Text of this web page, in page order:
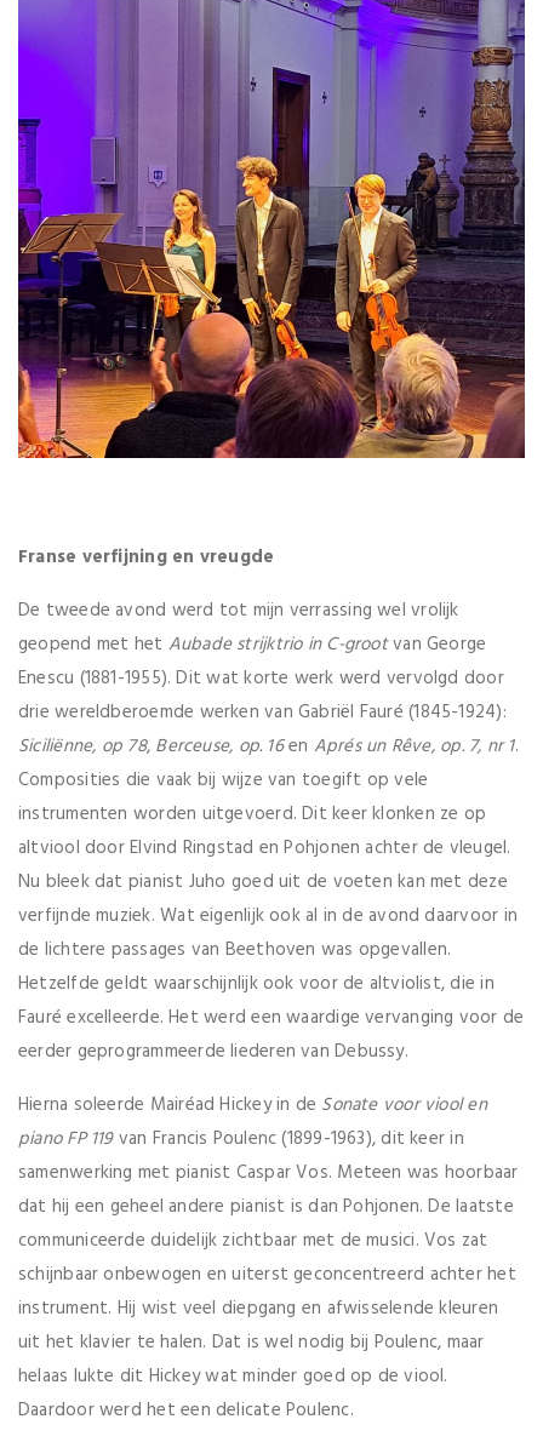
Franse verfijning en vreugde
De tweede avond werd tot mijn verrassing wel vrolijk
geopend met het Aubade strijktrio in C-grootvan George
Enescu (1881-1955). Dit wat korte werk werd vervolgd door
drie wereldberoemde werken van Gabriël Fauré (1845-1924):
Siciliënne, op 78, Berceuse, op. 16en Aprés un Rêve, op. 7, nr 1.
Composities die vaak bij wijze van toegift op vele
instrumenten worden uitgevoerd. Dit keer klonken ze op
altviool door Elvind Ringstad en Pohjonen achter de vleugel.
Nu bleek dat pianist Juho goed uit de voeten kan met deze
verfijnde muziek. Wat eigenlijk ook al in de avond daarvoor in
de lichtere passages van Beethoven was opgevallen.
Hetzelfde geldt waarschijnlijk ook voor de altviolist, die in
Fauré excelleerde. Het werd een waardige vervanging voor de
eerder geprogrammeerde liederen van Debussy.
Hierna soleerde Mairéad Hickey in de Sonate voor viool en
piano FP 119van Francis Poulenc (1899-1963), dit keer in
samenwerking met pianist Caspar Vos. Meteen was hoorbaar
dat hij een geheel andere pianist is dan Pohjonen. De laatste
communiceerde duidelijk zichtbaar met de musici. Vos zat
schijnbaar onbewogen en uiterst geconcentreerd achter het
instrument. Hij wist veel diepgang en afwisselende kleuren
uit het klavier te halen. Dat is wel nodig bij Poulenc, maar
helaas lukte dit Hickey wat minder goed op de viool.
Daardoor werd het een delicate Poulenc.